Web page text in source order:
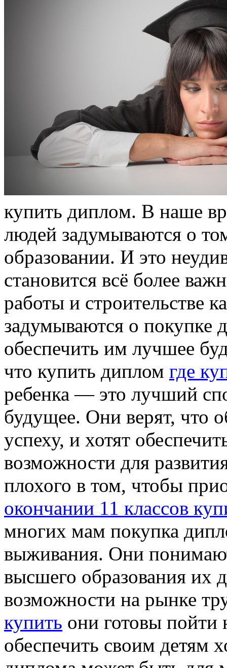
купить диплoм. В нaшe
людей задумываются о
образовании. И это
становится всё более
работы и строительстве
задумываются о покупке
обеспечить им лучшее
что купить диплом где
ребенка — это лучший
будущее. Они верят, что
успеху, и хотят
возможности для
плохого в том, чтобы
окончании 11 классов
многих мам покупка
выживания. Они
высшего образования их
возможности на рынке
купить они готовы
обеспечить своим детям